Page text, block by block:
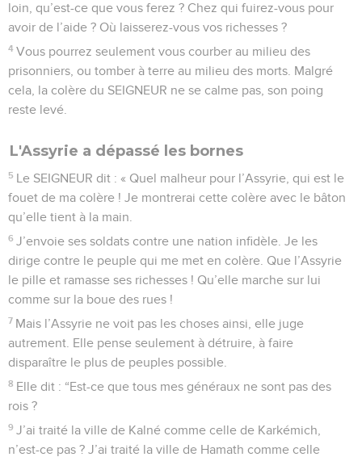
loin, qu’est-ce que vous ferez ? Chez qui fuirez-vous pour
avoir de l’aide ? Où laisserez-vous vos richesses ?
4 Vous pourrez seulement vous courber au milieu des
prisonniers, ou tomber à terre au milieu des morts. Malgré
cela, la colère du SEIGNEUR ne se calme pas, son poing
reste levé.
L'Assyrie a dépassé les bornes
5 Le SEIGNEUR dit : « Quel malheur pour l’Assyrie, qui est le
fouet de ma colère ! Je montrerai cette colère avec le bâton
qu’elle tient à la main.
6 J’envoie ses soldats contre une nation infidèle. Je les
dirige contre le peuple qui me met en colère. Que l’Assyrie
le pille et ramasse ses richesses ! Qu’elle marche sur lui
comme sur la boue des rues !
7 Mais l’Assyrie ne voit pas les choses ainsi, elle juge
autrement. Elle pense seulement à détruire, à faire
disparaître le plus de peuples possible.
8 Elle dit : “Est-ce que tous mes généraux ne sont pas des
rois ?
9 J’ai traité la ville de Kalné comme celle de Karkémich,
n’est-ce pas ? J’ai traité la ville de Hamath comme celle